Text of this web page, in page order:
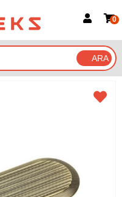
Google İle Bağlan
0